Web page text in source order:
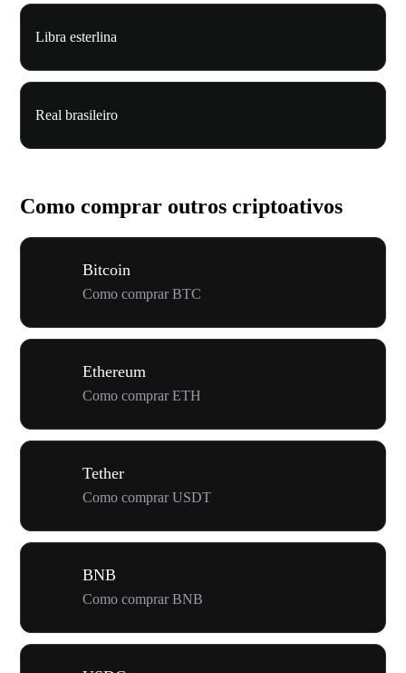
Libra esterlina
Real brasileiro
Como comprar outros criptoativos
Bitcoin
Como comprar BTC
Ethereum
Como comprar ETH
Tether
Como comprar USDT
BNB
Como comprar BNB